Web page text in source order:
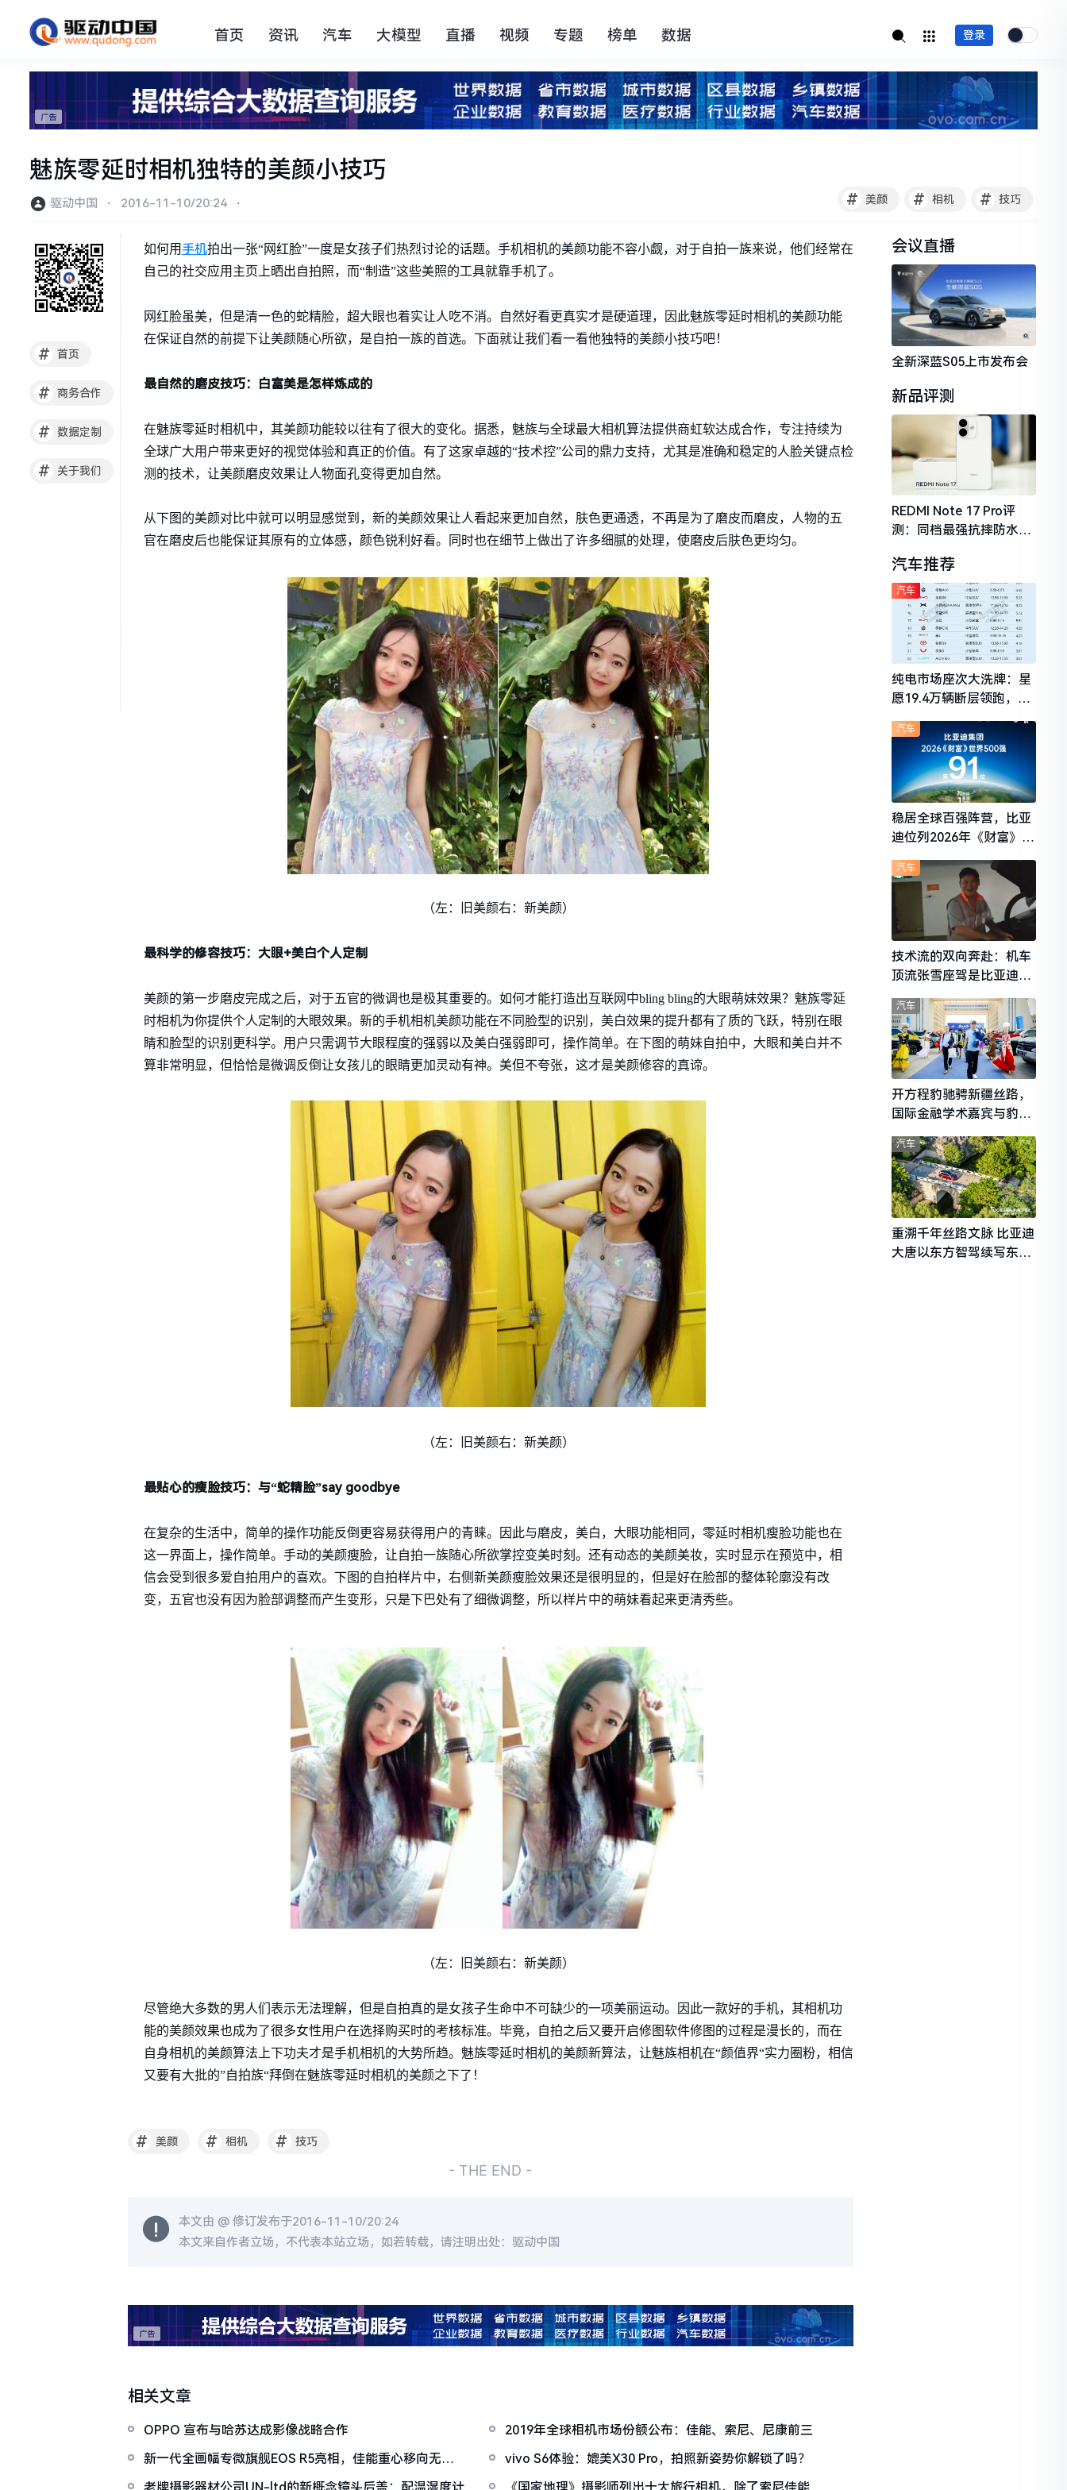
首页 资讯 汽车 大模型 直播 视频 专题 榜单 数据 登录
魅族零延时相机独特的美颜小技巧
# 美颜 # 相机 # 技巧
驱动中国 ⋅ 2016-11-10/20:24 ⋅
# 首页
# 商务合作
# 数据定制
# 关于我们
如何用手机拍出一张“网红脸”一度是女孩子们热烈讨论的话题。手机相机的美颜功能不容小觑，对于自拍一族来说，他们经常在
自己的社交应用主页上晒出自拍照，而“制造”这些美照的工具就靠手机了。
网红脸虽美，但是清一色的蛇精脸，超大眼也着实让人吃不消。自然好看更真实才是硬道理，因此魅族零延时相机的美颜功能
在保证自然的前提下让美颜随心所欲，是自拍一族的首选。下面就让我们看一看他独特的美颜小技巧吧！
最自然的磨皮技巧：白富美是怎样炼成的
在魅族零延时相机中，其美颜功能较以往有了很大的变化。据悉，魅族与全球最大相机算法提供商虹软达成合作，专注持续为
全球广大用户带来更好的视觉体验和真正的价值。有了这家卓越的“技术控”公司的鼎力支持，尤其是准确和稳定的人脸关键点检
测的技术，让美颜磨皮效果让人物面孔变得更加自然。
从下图的美颜对比中就可以明显感觉到，新的美颜效果让人看起来更加自然，肤色更通透，不再是为了磨皮而磨皮，人物的五
官在磨皮后也能保证其原有的立体感，颜色锐利好看。同时也在细节上做出了许多细腻的处理，使磨皮后肤色更均匀。
（左：旧美颜右：新美颜）
最科学的修容技巧： 大眼+美白个人定制
美颜的第一步磨皮完成之后，对于五官的微调也是极其重要的。如何才能打造出互联网中bling bling的大眼萌妹效果？魅族零延
时相机为你提供个人定制的大眼效果。新的手机相机美颜功能在不同脸型的识别，美白效果的提升都有了质的飞跃，特别在眼
睛和脸型的识别更科学。用户只需调节大眼程度的强弱以及美白强弱即可，操作简单。在下图的萌妹自拍中，大眼和美白并不
算非常明显，但恰恰是微调反倒让女孩儿的眼睛更加灵动有神。美但不夸张，这才是美颜修容的真谛。
（左：旧美颜右：新美颜）
最贴心的瘦脸技巧： 与“蛇精脸”say goodbye
在复杂的生活中，简单的操作功能反倒更容易获得用户的青睐。因此与磨皮，美白，大眼功能相同，零延时相机瘦脸功能也在
这一界面上，操作简单。手动的美颜瘦脸，让自拍一族随心所欲掌控变美时刻。还有动态的美颜美妆，实时显示在预览中，相
信会受到很多爱自拍用户的喜欢。下图的自拍样片中，右侧新美颜瘦脸效果还是很明显的，但是好在脸部的整体轮廓没有改
变，五官也没有因为脸部调整而产生变形，只是下巴处有了细微调整，所以样片中的萌妹看起来更清秀些。
（左：旧美颜右：新美颜）
尽管绝大多数的男人们表示无法理解，但是自拍真的是女孩子生命中不可缺少的一项美丽运动。因此一款好的手机，其相机功
能的美颜效果也成为了很多女性用户在选择购买时的考核标准。毕竟，自拍之后又要开启修图软件修图的过程是漫长的，而在
自身相机的美颜算法上下功夫才是手机相机的大势所趋。魅族零延时相机的美颜新算法，让魅族相机在“颜值界“实力圈粉，相信
又要有大批的”自拍族“拜倒在魅族零延时相机的美颜之下了！
# 美颜 # 相机 # 技巧
- THE END -
本文由 @修订发布于2016-11-10/20:24
本文来自作者立场，不代表本站立场，如若转载，请注明出处：驱动中国
相关文章
OPPO 宣布与哈苏达成影像战略合作
2019年全球相机市场份额公布：佳能、索尼、尼康前三
新一代全画幅专微旗舰EOS R5亮相，佳能重心移向无反
相机？
vivo S6体验：媲美X30 Pro，拍照新姿势你解锁了吗？
会议直播
全新深蓝S05上市发布会
新品评测
REDMI Note 17 Pro评
测：同档最强抗摔防水，
守门员
汽车推荐
纯电市场座次大洗牌：星
愿19.4万辆断层领跑，理
想i6成最强黑马
汽车
稳居全球百强阵营，比亚
迪位列2026年《财富》世
汽车
技术流的双向奔赴：机车
顶流张雪座驾是比亚迪秦
L
汽车
开方程豹驰骋新疆丝路，
国际金融学术嘉宾与豹友
共赴山海热爱
汽车
重溯千年丝路文脉 比亚迪
大唐以东方智驾续写东西
汽车